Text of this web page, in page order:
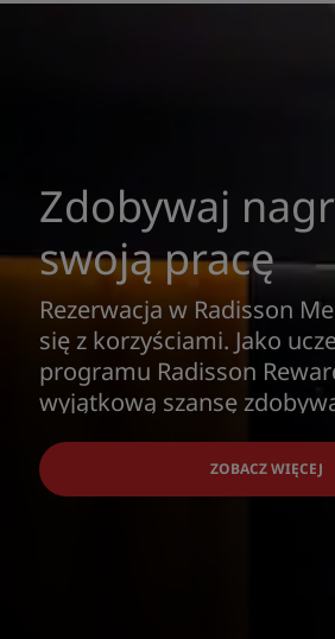
Zdobywaj
swoją pracę
Rezerwacja w Radisson
się z korzyściami. Jako
programu Radisson
wyjątkową szansę
upominkowe, pobyty, mile
lotniczych i inne korzyści.
ZOBACZ WIĘCEJ